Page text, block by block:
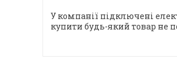
У компанії підключені
купити будь-який товар не